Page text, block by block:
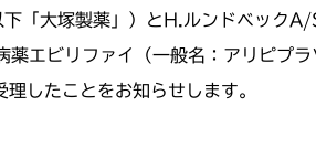
「大塚製薬」）とH.ルンドベック
エビリファイ（一般名：アリピプ
したことをお知らせします。